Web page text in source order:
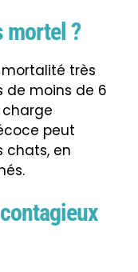
mortel ?
très
de moins de 6
charge
peut
chats, en